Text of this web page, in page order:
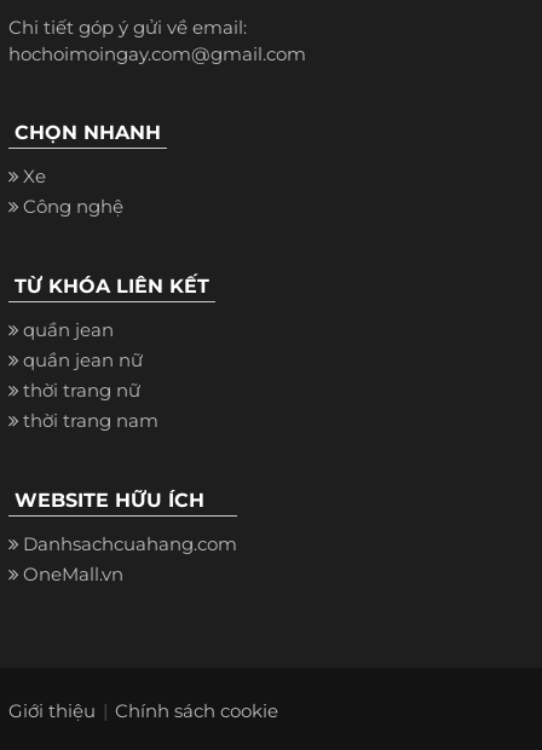
Chi tiết góp ý gửi về email:
hochoimoingay.com@gmail.com
CHỌN NHANH
Xe
Công nghệ
TỪ KHÓA LIÊN KẾT
quần jean
quần jean nữ
thời trang nữ
thời trang nam
WEBSITE HỮU ÍCH
Danhsachcuahang.com
OneMall.vn
Giới thiệu Chính sách cookie